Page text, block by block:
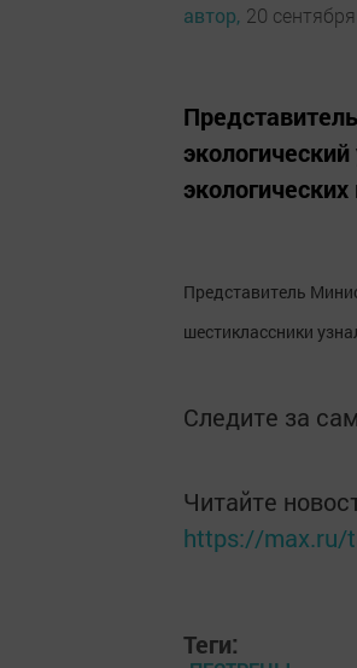
автор, 20
Представитель
шестиклассники
Следите за
Читайте
https://max.ru/
Теги: